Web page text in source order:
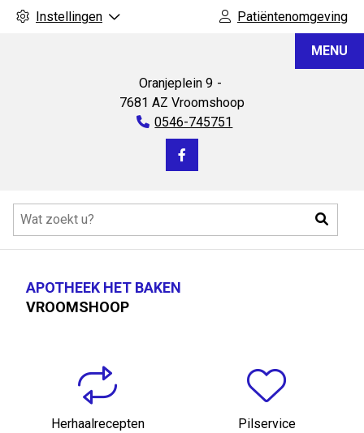
Instellingen Patiëntenomgeving
Oranjeplein 9
7681 AZ Vroomshoop
Tel:
0546-745751
Bezoek
facebook
MENU
APOTHEEK HET BAKEN
VROOMSHOOP
Herhaalrecepten Pilservice